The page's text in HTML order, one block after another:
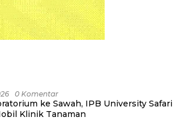
0 Komentar
ke Sawah, IPB University Safari
Klinik Tanaman